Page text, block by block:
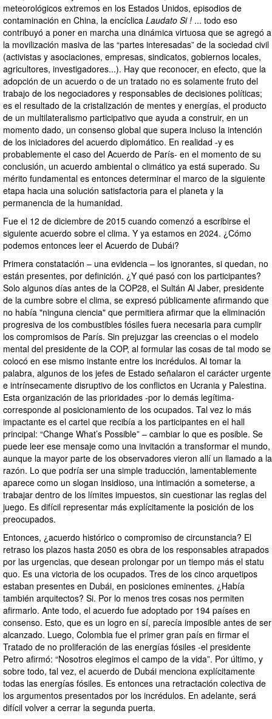
meteorológicos extremos en los Estados Unidos, episodios de
contaminación en China, la encíclica Laudato Si ! ... todo eso
contribuyó a poner en marcha una dinámica virtuosa que se agregó a
la movilización masiva de las “partes interesadas” de la sociedad civil
(activistas y asociaciones, empresas, sindicatos, gobiernos locales,
agricultores, investigadores...). Hay que reconocer, en efecto, que la
adopción de un acuerdo o de un tratado no es solamente fruto del
trabajo de los negociadores y responsables de decisiones políticas;
es el resultado de la cristalización de mentes y energías, el producto
de un multilateralismo participativo que ayuda a construir, en un
momento dado, un consenso global que supera incluso la intención
de los iniciadores del acuerdo diplomático. En realidad -y es
probablemente el caso del Acuerdo de París- en el momento de su
conclusión, un acuerdo ambiental o climático ya está superado. Su
mérito fundamental es entonces determinar el marco de la siguiente
etapa hacia una solución satisfactoria para el planeta y la
permanencia de la humanidad.
Fue el 12 de diciembre de 2015 cuando comenzó a escribirse el
siguiente acuerdo sobre el clima. Y ya estamos en 2024. ¿Cómo
podemos entonces leer el Acuerdo de Dubái?
Primera constatación – una evidencia – los ignorantes, si quedan, no
están presentes, por definición. ¿Y qué pasó con los participantes?
Solo algunos días antes de la COP28, el Sultán Al Jaber, presidente
de la cumbre sobre el clima, se expresó públicamente afirmando que
no había "ninguna ciencia" que permitiera afirmar que la eliminación
progresiva de los combustibles fósiles fuera necesaria para cumplir
los compromisos de París. Sin prejuzgar las creencias o el modelo
mental del presidente de la COP, al formular las cosas de tal modo se
colocó en ese mismo instante entre los incrédulos. Al tomar la
palabra, algunos de los jefes de Estado señalaron el carácter urgente
e intrínsecamente disruptivo de los conflictos en Ucrania y Palestina.
Esta organización de las prioridades -por lo demás legítima-
corresponde al posicionamiento de los ocupados. Tal vez lo más
impactante es el cartel que recibía a los participantes en el hall
principal: “Change What’s Possible” – cambiar lo que es posible. Se
puede leer ese mensaje como una invitación a transformar el mundo,
aunque la mayor parte de los observadores vieron allí un llamado a la
razón. Lo que podría ser una simple traducción, lamentablemente
aparece como un slogan insidioso, una intimación a someterse, a
trabajar dentro de los límites impuestos, sin cuestionar las reglas del
juego. Es difícil representar más explícitamente la posición de los
preocupados.
Entonces, ¿acuerdo histórico o compromiso de circunstancia? El
retraso los plazos hasta 2050 es obra de los responsables atrapados
por las urgencias, que desean prolongar por un tiempo más el statu
quo. Es una victoria de los ocupados. Tres de los cinco arquetipos
estaban presentes en Dubái, en posiciones eminentes. ¿Había
también arquitectos? Si. Por lo menos tres cosas nos permiten
afirmarlo. Ante todo, el acuerdo fue adoptado por 194 países en
consenso. Esto, que es un logro en sí, parecía imposible antes de ser
alcanzado. Luego, Colombia fue el primer gran país en firmar el
Tratado de no proliferación de las energías fósiles -el presidente
Petro afirmó: “Nosotros elegimos el campo de la vida”. Por último, y
sobre todo, tal vez, el acuerdo de Dubái menciona explícitamente
todas las energías fósiles. Es entonces una retractación colectiva de
los argumentos presentados por los incrédulos. En adelante, será
difícil volver a cerrar la segunda puerta.